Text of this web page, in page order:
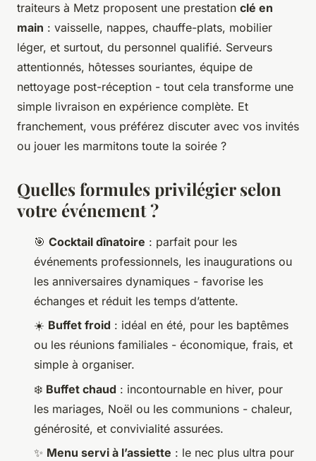
traiteurs à Metz proposent une prestation clé en
main : vaisselle, nappes, chauffe-plats, mobilier
léger, et surtout, du personnel qualifié. Serveurs
attentionnés, hôtesses souriantes, équipe de
nettoyage post-réception - tout cela transforme une
simple livraison en expérience complète. Et
franchement, vous préférez discuter avec vos invités
ou jouer les marmitons toute la soirée ?
Quelles formules privilégier selon
votre événement ?
🎯 Cocktail dînatoire : parfait pour les
événements professionnels, les inaugurations ou
les anniversaires dynamiques - favorise les
échanges et réduit les temps d’attente.
☀️ Buffet froid : idéal en été, pour les baptêmes
ou les réunions familiales - économique, frais, et
simple à organiser.
❄️ Buffet chaud : incontournable en hiver, pour
les mariages, Noël ou les communions - chaleur,
générosité, et convivialité assurées.
✨ Menu servi à l’assiette : le nec plus ultra pour